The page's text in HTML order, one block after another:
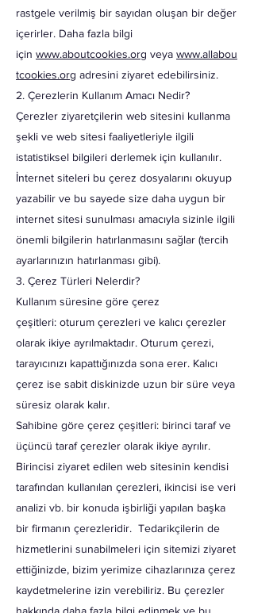
rastgele verilmiş bir sayıdan oluşan bir değer
içerirler. Daha fazla bilgi
için www.aboutcookies.org veya www.allabou
tcookies.org adresini ziyaret edebilirsiniz.
2. Çerezlerin Kullanım Amacı Nedir?
Çerezler ziyaretçilerin web sitesini kullanma
şekli ve web sitesi faaliyetleriyle ilgili
istatistiksel bilgileri derlemek için kullanılır.
İnternet siteleri bu çerez dosyalarını okuyup
yazabilir ve bu sayede size daha uygun bir
internet sitesi sunulması amacıyla sizinle ilgili
önemli bilgilerin hatırlanmasını sağlar (tercih
ayarlarınızın hatırlanması gibi).
3. Çerez Türleri Nelerdir?
Kullanım süresine göre çerez
çeşitleri: oturum çerezleri ve kalıcı çerezler
olarak ikiye ayrılmaktadır. Oturum çerezi,
tarayıcınızı kapattığınızda sona erer. Kalıcı
çerez ise sabit diskinizde uzun bir süre veya
süresiz olarak kalır.
Sahibine göre çerez çeşitleri: birinci taraf ve
üçüncü taraf çerezler olarak ikiye ayrılır.
Birincisi ziyaret edilen web sitesinin kendisi
tarafından kullanılan çerezleri, ikincisi ise veri
analizi vb. bir konuda işbirliği yapılan başka
bir firmanın çerezleridir. Tedarikçilerin de
hizmetlerini sunabilmeleri için sitemizi ziyaret
ettiğinizde, bizim yerimize cihazlarınıza çerez
kaydetmelerine izin verebiliriz. Bu çerezler